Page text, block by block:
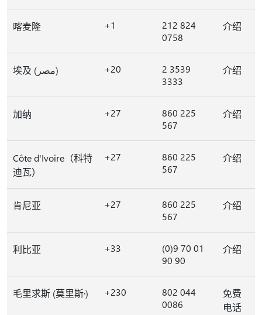
喀麦隆 +1
212 824
0758
介绍
埃及 (مصر) +20
2 3539
3333
介绍
加纳 +27
860 225
567
介绍
Côte d'Ivoire（科特
迪瓦）
+27
860 225
567
介绍
肯尼亚 +27
860 225
567
介绍
利比亚 +33
(0)9 70 01
90 90
介绍
毛里求斯 (莫里斯·) +230
802 044
0086
免费
电话